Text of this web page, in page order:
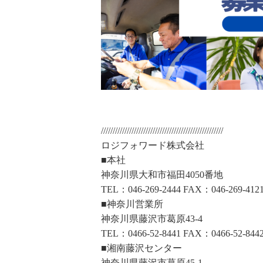
////////////////////////////////////////////////////
ロジフォワード株式会社
■本社
神奈川県大和市福田4050番地
TEL：046-269-2444 FAX：046-269-
■神奈川営業所
神奈川県藤沢市葛原43-4
TEL：0466-52-8441 FAX：0466-52-
■湘南藤沢センター